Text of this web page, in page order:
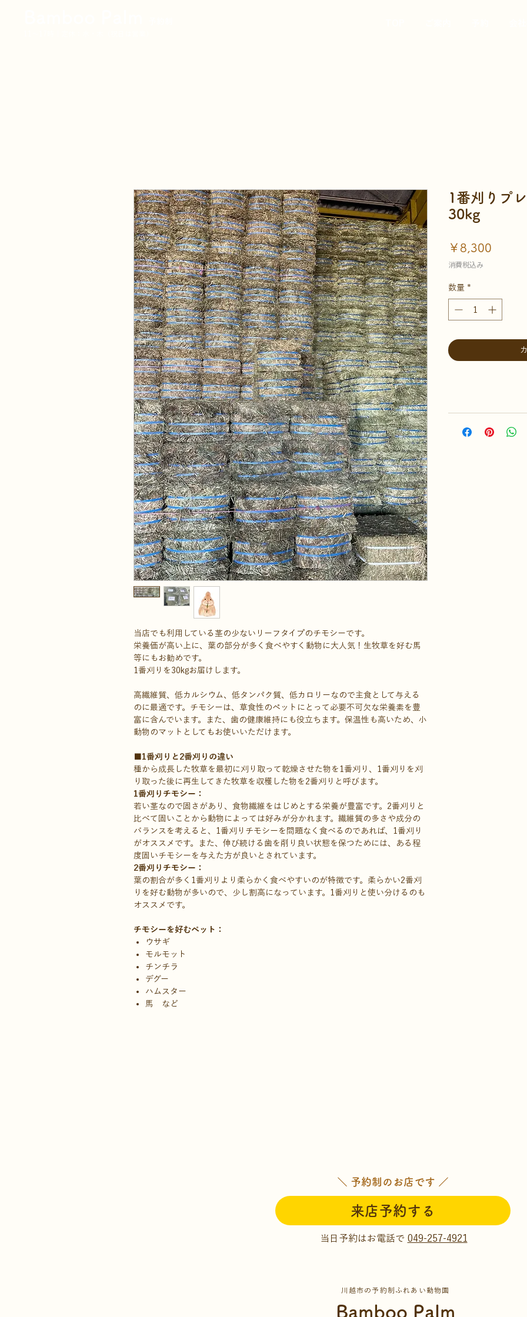
当店でも利用している茎の少ないリーフタイプのチモシーです。
栄養価が高い上に、葉の部分が多く食べやすく動物に大人気！生牧草を好む馬
等にもお勧めです。
1番刈りを30kgお届けします。
高繊維質、低カルシウム、低タンパク質、低カロリーなので主食として与える
のに最適です。チモシーは、草食性のペットにとって必要不可欠な栄養素を豊
富に含んでいます。また、歯の健康維持にも役立ちます。保温性も高いため、小
動物のマットとしてもお使いいただけます。
■1番刈りと2番刈りの違い
種から成長した牧草を最初に刈り取って乾燥させた物を1番刈り、1番刈りを刈
り取った後に再生してきた牧草を収穫した物を2番刈りと呼びます。
1番刈りチモシー：
若い茎なので固さがあり、食物繊維をはじめとする栄養が豊富です。2番刈りと
比べて固いことから動物によっては好みが分かれます。繊維質の多さや成分の
バランスを考えると、1番刈りチモシーを問題なく食べるのであれば、1番刈り
がオススメです。また、伸び続ける歯を削り良い状態を保つためには、ある程
度固いチモシーを与えた方が良いとされています。
2番刈りチモシー：
葉の割合が多く1番刈りより柔らかく食べやすいのが特徴です。柔らかい2番刈
りを好む動物が多いので、少し割高になっています。1番刈りと使い分けるのも
オススメです。
チモシーを好むペット：
ウサギ
モルモット
チンチラ
デグー
ハムスター
馬 など
1番刈りプ
30kg
￥8,300
消費税込み
数量 *
＼ 予約制のお店です ／
来店予約する
当日予約はお電話で 049-257-4921
川越市の予約制ふれあい動物園
Bamboo Palm